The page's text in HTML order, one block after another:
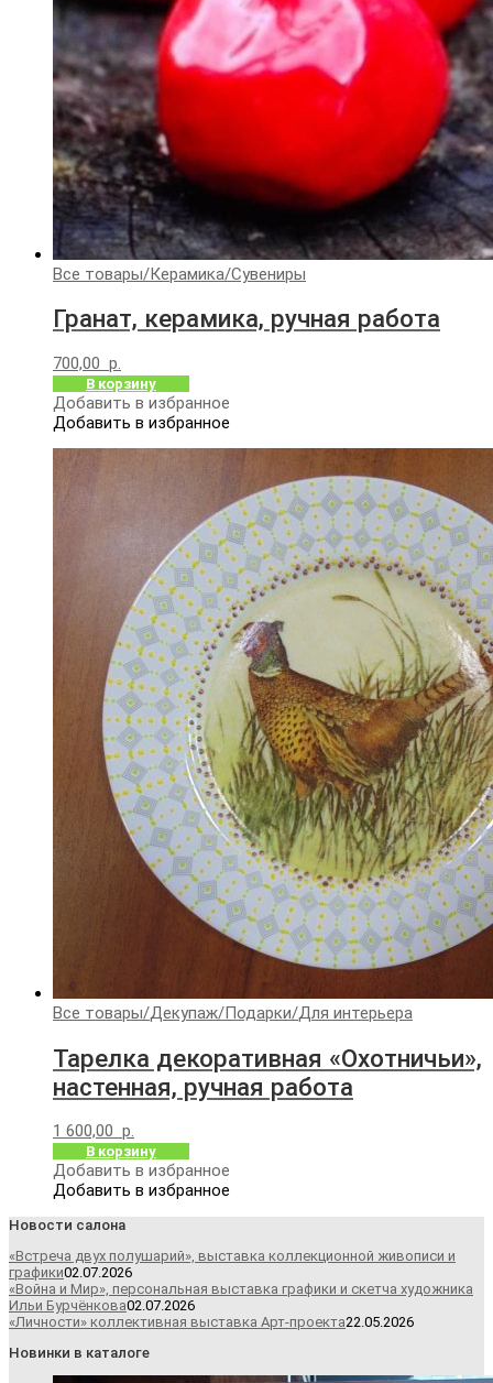
Все товары/Керамика/Сувениры
Гранат, керамика, ручная работа
700,00 р.
В корзину
Добавить в избранное
Добавить в избранное
Все товары/Декупаж/Подарки/Для интерьера
Тарелка декоративная «Охотничьи»,
настенная, ручная работа
1 600,00 р.
В корзину
Добавить в избранное
Добавить в избранное
Новости салона
«Встреча двух полушарий», выставка коллекционной живописи и
графики02.07.2026
«Война и Мир», персональная выставка графики и скетча художника
Ильи Бурчёнкова02.07.2026
«Личности» коллективная выставка Арт-проекта22.05.2026
Новинки в каталоге